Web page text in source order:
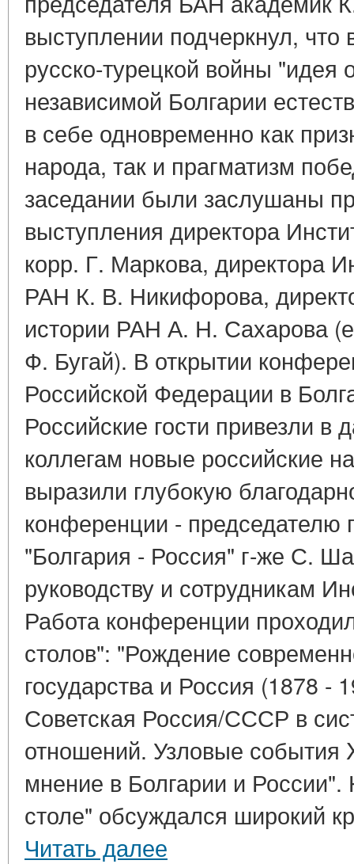
выступлении подчеркнул, что
русско-турецкой войны "идея
независимой Болгарии
в себе одновременно как
народа, так и прагматизм
заседании были заслушаны
выступления директора
корр. Г. Маркова, директора
РАН К. В. Никифорова,
истории РАН А. Н. Сахарова
Ф. Бугай). В открытии
Российской Федерации в
Российские гости привезли в
коллегам новые российские
выразили глубокую
конференции - председателю
"Болгария - Россия" г-же С.
руководству и сотрудникам
Работа конференции
столов": "Рождение
государства и Россия (1878 -
Советская Россия/СССР в
отношений. Узловые события
мнение в Болгарии и
столе" обсуждался широкий
Читать далее